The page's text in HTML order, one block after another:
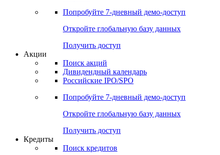
Попробуйте 7-дневный демо-доступ
Откройте глобальную базу данных
Получить доступ
Акции
Поиск акций
Дивидендный календарь
Российские IPO/SPO
Попробуйте 7-дневный демо-доступ
Откройте глобальную базу данных
Получить доступ
Кредиты
Поиск кредитов